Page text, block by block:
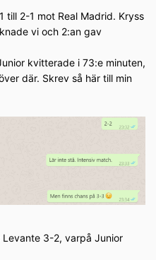
till 2-1 mot Real Madrid. Kryss
vi och 2:an gav
kvitterade i 73:e minuten,
där. Skrev så här till min
3-2, varpå Junior